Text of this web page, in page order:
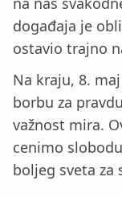
događaja je
ostavio trajno
Na kraju, 8.
borbu za
važnost mira.
cenimo
boljeg sveta za